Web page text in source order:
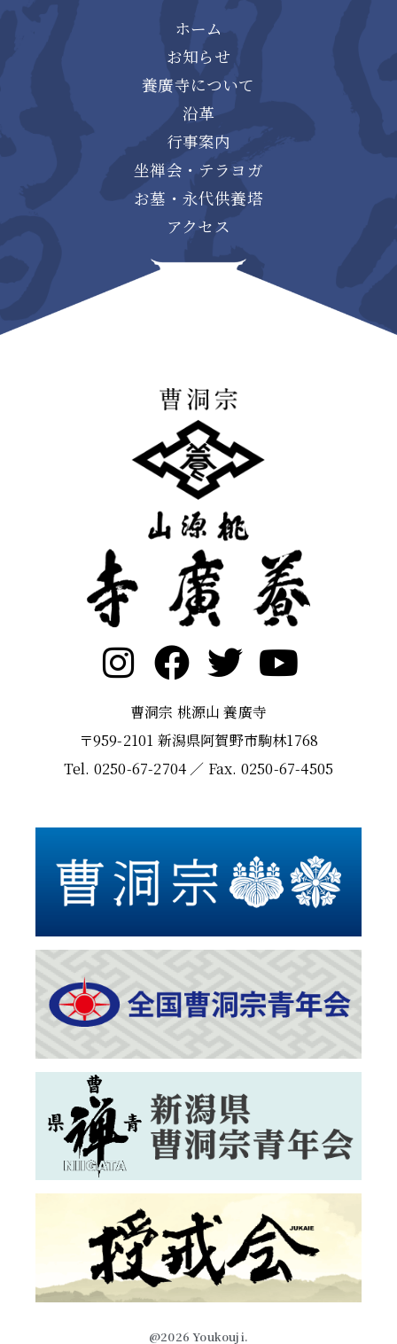
ホーム
お知らせ
養廣寺について
沿革
行事案内
坐禅会・テラヨガ
お墓・永代供養塔
アクセス
曹洞宗 桃源山 養廣寺
〒959-2101 新潟県阿賀野市駒林1768
Tel. 0250-67-2704 ／ Fax. 0250-67-4505
@2026 Youkouji.